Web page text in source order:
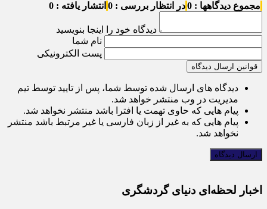
مجموع دیدگاهها : 0 در انتظار بررسی : 0 انتشار یافته : 0
دیدگاه خود را اینجا بنویسید
نام شما
پست الکترونیکی
قوانین ارسال دیدگاه
دیدگاه های ارسال شده توسط شما، پس از تایید توسط تیم
مدیریت در وب منتشر خواهد شد.
پیام هایی که حاوی تهمت یا افترا باشد منتشر نخواهد شد.
پیام هایی که به غیر از زبان فارسی یا غیر مرتبط باشد منتشر
نخواهد شد.
اخبار لحظه‌ای دنیای گردشگری